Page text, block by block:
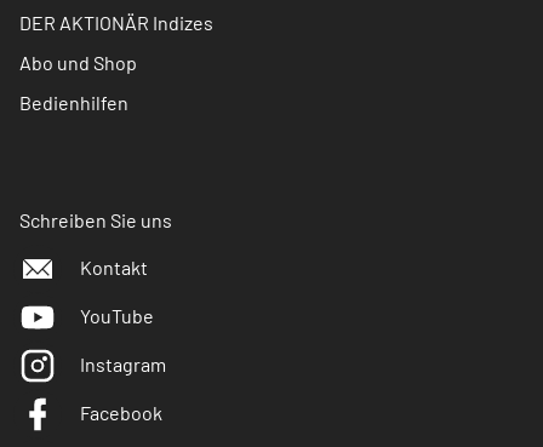
DER AKTIONÄR Indizes
Abo und Shop
Bedienhilfen
Schreiben Sie uns
Kontakt
YouTube
Instagram
Facebook